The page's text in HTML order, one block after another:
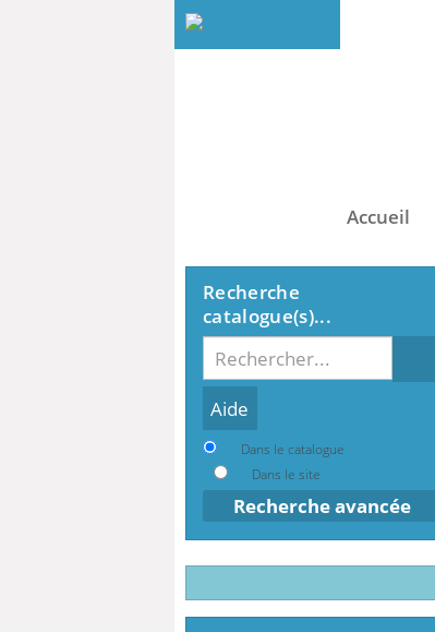
Accueil
Recherche
catalogue(s)...
Dans le catalogue
Dans le site
Recherche avancée